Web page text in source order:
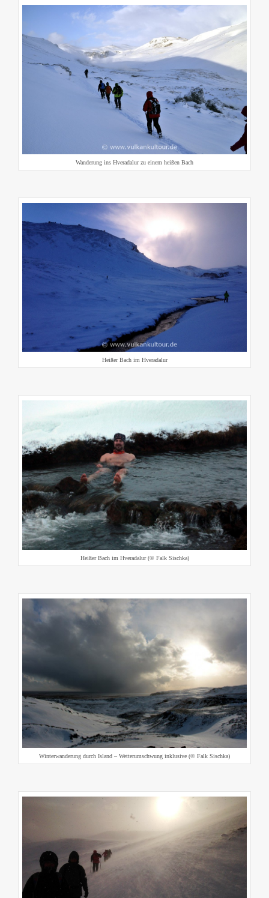
Wanderung ins Hveradalur zu einem heißen Bach
Heißer Bach im Hveradalur
Heißer Bach im Hveradalur (© Falk Sischka)
Winterwanderung durch Island – Wetterumschwung inklusive (© Falk Sischka)